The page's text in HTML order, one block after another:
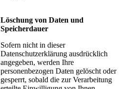
Löschung von Daten und
Speicherdauer
Sofern nicht in dieser
Datenschutzerklärung ausdrücklich
angegeben, werden Ihre
personenbezogen Daten gelöscht oder
gesperrt, sobald die zur Verarbeitung